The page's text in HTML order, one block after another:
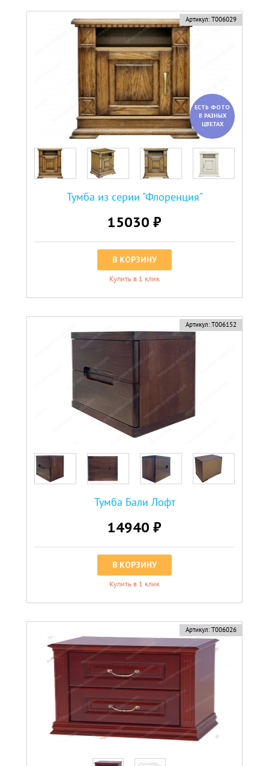
Артикул: Т006029
ЕСТЬ ФОТО
В РАЗНЫХ
ЦВЕТАХ
Тумба из серии "Флоренция"
15030 ₽
В КОРЗИНУ
Купить в 1 клик
Артикул: Т006152
Тумба Бали Лофт
14940 ₽
В КОРЗИНУ
Купить в 1 клик
Артикул: Т006026